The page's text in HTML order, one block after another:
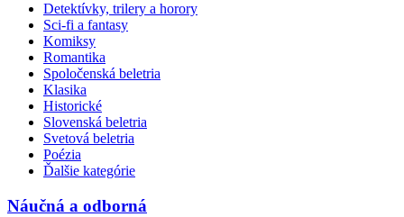
Detektívky, trilery a horory
Sci-fi a fantasy
Komiksy
Romantika
Spoločenská beletria
Klasika
Historické
Slovenská beletria
Svetová beletria
Poézia
Ďalšie kategórie
Náučná a odborná